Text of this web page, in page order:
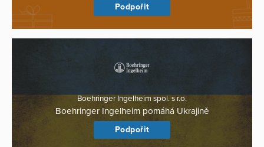
Podpořit
Boehringer Ingelheim spol. s r.o.
Boehringer Ingelheim pomáhá Ukrajině
Podpořit